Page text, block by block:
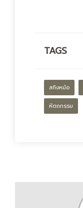
TAGS
สทิงหม้อ
หัตถกรรม